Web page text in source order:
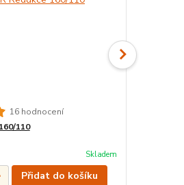
16 hodnocení
110
Skladem
Přidat do košíku